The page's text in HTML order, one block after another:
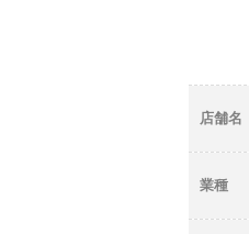
店舗名
業種